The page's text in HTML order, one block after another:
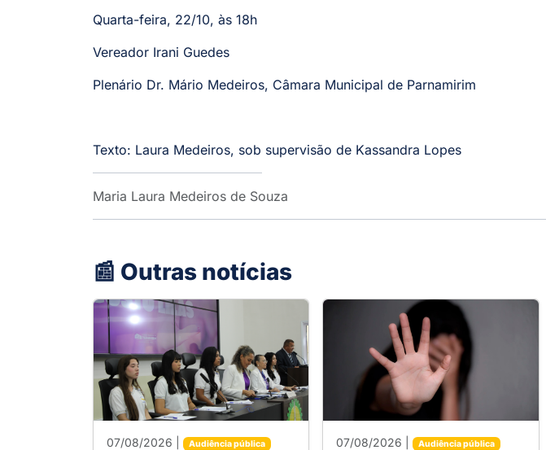
Quarta-feira, 22/10, às 18h
Vereador Irani Guedes
Plenário Dr. Mário Medeiros, Câmara Municipal de Parnamirim
Texto: Laura Medeiros, sob supervisão de Kassandra Lopes
Maria Laura Medeiros de Souza
📰 Outras notícias
07/08/2026 | Audiência pública 07/08/2026 | Audiência pública